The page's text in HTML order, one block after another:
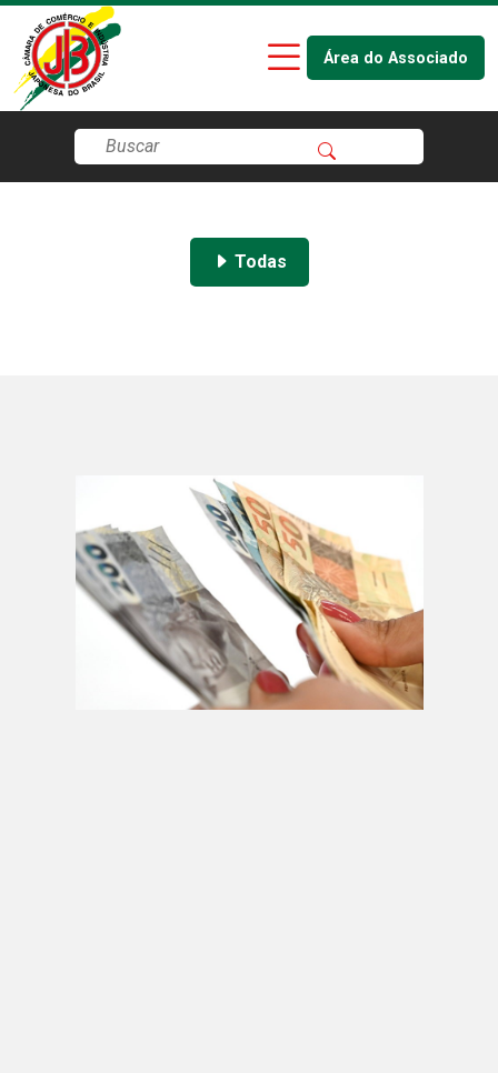
Área do Associado
Todas